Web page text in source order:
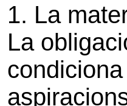
1. La
La